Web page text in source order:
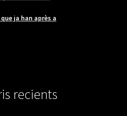
ja han après a
recients